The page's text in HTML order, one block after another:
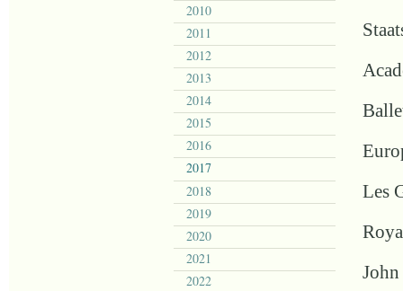
2010
2011
2012
2013
2014
2015
2016
2017
2018
2019
2020
2021
2022
Les